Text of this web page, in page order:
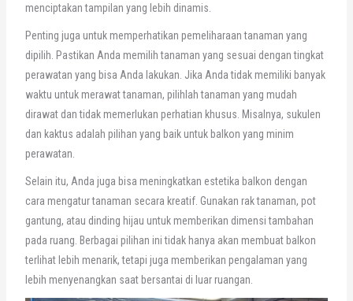
menciptakan tampilan yang lebih dinamis.
Penting juga untuk memperhatikan pemeliharaan tanaman yang
dipilih. Pastikan Anda memilih tanaman yang sesuai dengan tingkat
perawatan yang bisa Anda lakukan. Jika Anda tidak memiliki banyak
waktu untuk merawat tanaman, pilihlah tanaman yang mudah
dirawat dan tidak memerlukan perhatian khusus. Misalnya, sukulen
dan kaktus adalah pilihan yang baik untuk balkon yang minim
perawatan.
Selain itu, Anda juga bisa meningkatkan estetika balkon dengan
cara mengatur tanaman secara kreatif. Gunakan rak tanaman, pot
gantung, atau dinding hijau untuk memberikan dimensi tambahan
pada ruang. Berbagai pilihan ini tidak hanya akan membuat balkon
terlihat lebih menarik, tetapi juga memberikan pengalaman yang
lebih menyenangkan saat bersantai di luar ruangan.